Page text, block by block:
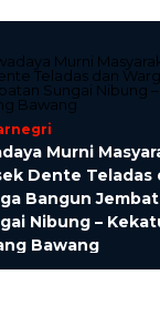
Murni
Dente Teladas
Bangun
Nibung –
Bawang